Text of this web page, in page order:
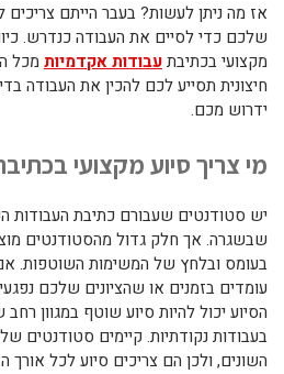
אז מה ניתן לעשות? בעבר הייתם צריכים
שלכם כדי לסיים את העבודה כנדרש.
מקצועי בכתיבתעבודות אקדמיות מכל
חיצונית תסייע לכם להכין את העבודה
ידרוש מכם.
מי צריך סיוע מקצועי
יש סטודנטים שעבורם כתיבת העבודות
שבשגרה. אך חלק גדול מהסטודנטים
בעומס ובלחץ של המשימות השוטפות.
עומדים בזמנים או שהציונים שלכם
הסיוע יכול להיות סיוע שוטף במגוון
בעבודות נקודתיות. קיימים סטודנטים
השונים, ולכן הם צריכים סיוע לכל אורך